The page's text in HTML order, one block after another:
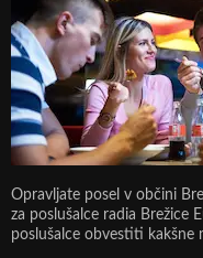
Opravljate posel v občini
za poslušalce radia Brežice
poslušalce obvestiti kakšne